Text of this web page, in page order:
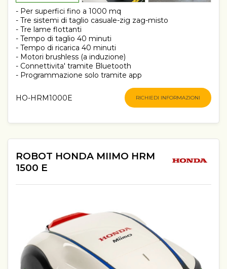
- Per superfici fino a 1000 mq
- Tre sistemi di taglio casuale-zig zag-misto
- Tre lame flottanti
- Tempo di taglio 40 minuti
- Tempo di ricarica 40 minuti
- Motori brushless (a induzione)
- Connettivita' tramite Bluetooth
- Programmazione solo tramite app
HO-HRM1000E RICHIEDI INFORMAZIONI
ROBOT HONDA MIIMO HRM
1500 E